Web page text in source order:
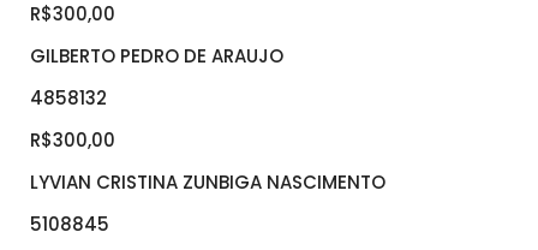
R$300,00
GILBERTO PEDRO DE ARAUJO
4858132
R$300,00
LYVIAN CRISTINA ZUNBIGA NASCIMENTO
5108845